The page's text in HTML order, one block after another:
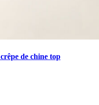
de chine top